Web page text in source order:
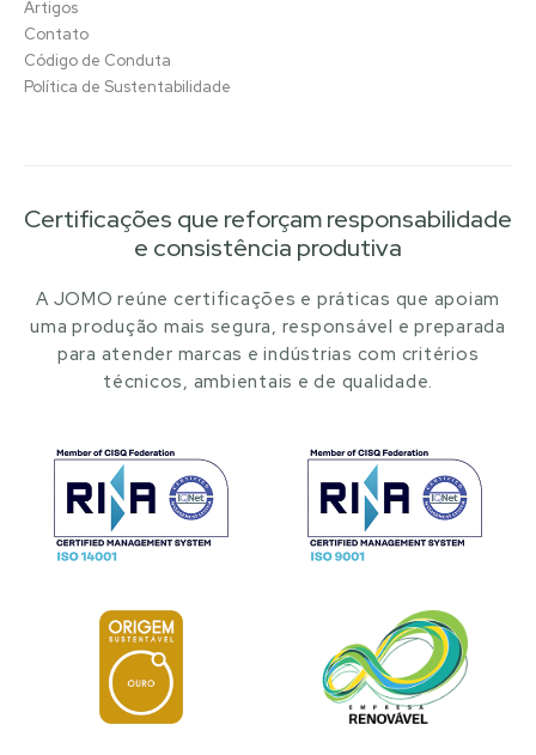
Artigos
Contato
Código de Conduta
Política de Sustentabilidade
Certificações que reforçam responsabilidade
e consistência produtiva
A JOMO reúne certificações e práticas que apoiam
uma produção mais segura, responsável e preparada
para atender marcas e indústrias com critérios
técnicos, ambientais e de qualidade.